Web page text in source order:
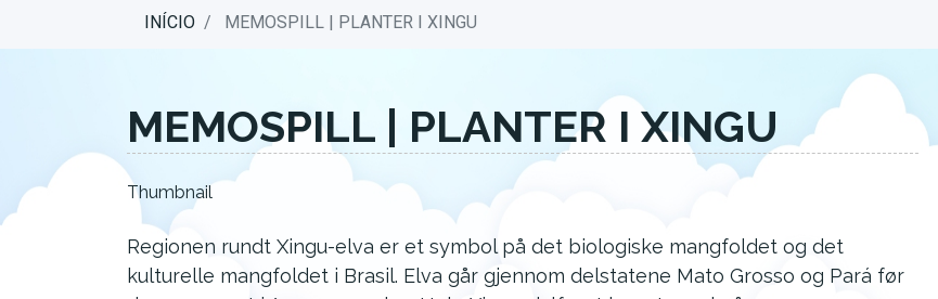
INÍCIO MEMOSPILL | PLANTER I XINGU
MEMOSPILL | PLANTER I XINGU
Thumbnail
Regionen rundt Xingu-elva er et symbol på det biologiske mangfoldet og det
kulturelle mangfoldet i Brasil. Elva går gjennom delstatene Mato Grosso og Pará før